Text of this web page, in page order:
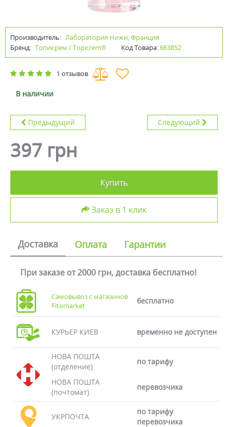
Производитель: Лаборатория Нижи, Франция
Бренд: Топикрем / Topicrem® Код Товара:663852
1 отзывов
В наличии
Предыдущий Следующий
397 грн
Купить
Заказ в 1 клик
Доставка Оплата Гарантии
При заказе от 2000 грн, доставка бесплатно!
Самовывоз с магазинов
Fitomarket
бесплатно
КУРЬЕР КИЕВ временно не доступен
НОВА ПОШТА
(отделение)
по тарифу
НОВА ПОШТА
(почтомат)
перевозчика
УКРПОЧТА
по тарифу
перевозчика